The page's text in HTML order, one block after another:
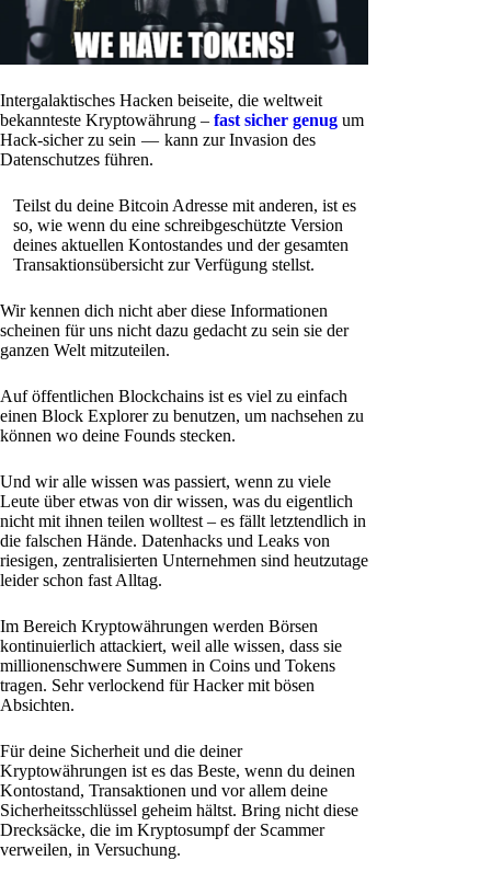
Intergalaktisches Hacken beiseite, die weltweit
bekannteste Kryptowährung – fast sicher genug um
Hack-sicher zu sein — kann zur Invasion des
Datenschutzes führen.
Teilst du deine Bitcoin Adresse mit anderen, ist es
so, wie wenn du eine schreibgeschützte Version
deines aktuellen Kontostandes und der gesamten
Transaktionsübersicht zur Verfügung stellst.
Wir kennen dich nicht aber diese Informationen
scheinen für uns nicht dazu gedacht zu sein sie der
ganzen Welt mitzuteilen.
Auf öffentlichen Blockchains ist es viel zu einfach
einen Block Explorer zu benutzen, um nachsehen zu
können wo deine Founds stecken.
Und wir alle wissen was passiert, wenn zu viele
Leute über etwas von dir wissen, was du eigentlich
nicht mit ihnen teilen wolltest – es fällt letztendlich in
die falschen Hände. Datenhacks und Leaks von
riesigen, zentralisierten Unternehmen sind heutzutage
leider schon fast Alltag.
Im Bereich Kryptowährungen werden Börsen
kontinuierlich attackiert, weil alle wissen, dass sie
millionenschwere Summen in Coins und Tokens
tragen. Sehr verlockend für Hacker mit bösen
Absichten.
Für deine Sicherheit und die deiner
Kryptowährungen ist es das Beste, wenn du deinen
Kontostand, Transaktionen und vor allem deine
Sicherheitsschlüssel geheim hältst. Bring nicht diese
Drecksäcke, die im Kryptosumpf der Scammer
verweilen, in Versuchung.